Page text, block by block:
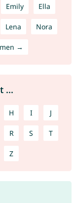
Emily Ella
Lena Nora
→
...
H I J
R S T
Z